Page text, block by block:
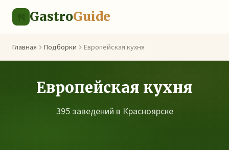
GastroGuide
Главная Подборки Европейская кухня
Европейская кухня
395 заведений в Красноярске